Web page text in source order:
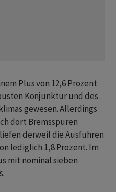
Plus von 12,6 Prozent
Konjunktur und des
gewesen. Allerdings
dort Bremsspuren
derweil die Ausfuhren
lediglich 1,8 Prozent. Im
mit nominal sieben